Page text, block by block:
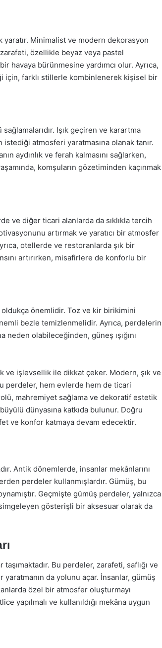
yaratır. Minimalist ve modern dekorasyon
özellikle beyaz veya pastel
havaya bürünmesine yardımcı olur. Ayrıca,
için, farklı stillerle kombinlenerek kişisel bir
Işık geçiren ve karartma
atmosferi yaratmasına olanak tanır.
aydınlık ve ferah kalmasını sağlarken,
komşuların gözetiminden kaçınmak
ve diğer ticari alanlarda da sıklıkla tercih
artırmak ve yaratıcı bir atmosfer
otellerde ve restoranlarda şık bir
artırırken, misafirlere de konforlu bir
önemlidir. Toz ve kir birikimini
bezle temizlenmelidir. Ayrıca, perdelerin
neden olabileceğinden, güneş ışığını
ve işlevsellik ile dikkat çeker. Modern, şık ve
perdeler, hem evlerde hem de ticari
mahremiyet sağlama ve dekoratif estetik
dünyasına katkıda bulunur. Doğru
ve konfor katmaya devam edecektir.
Antik dönemlerde, insanlar mekânlarını
perdeler kullanmışlardır. Gümüş, bu
Geçmişte gümüş perdeler, yalnızca
gösterişli bir aksesuar olarak da
Bu perdeler, zarafeti, saflığı ve
yaratmanın da yolunu açar. İnsanlar, gümüş
özel bir atmosfer oluşturmayı
yapılmalı ve kullanıldığı mekâna uygun